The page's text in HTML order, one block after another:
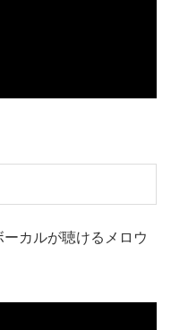
カルが聴けるメロウ